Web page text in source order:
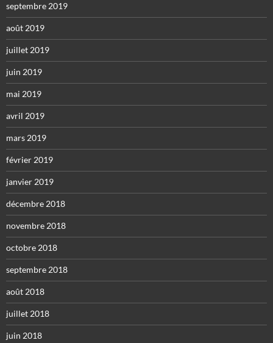
septembre 2019
août 2019
juillet 2019
juin 2019
mai 2019
avril 2019
mars 2019
février 2019
janvier 2019
décembre 2018
novembre 2018
octobre 2018
septembre 2018
août 2018
juillet 2018
juin 2018